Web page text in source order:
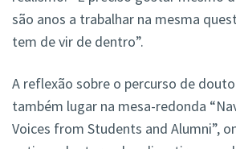
são anos a trabalhar na mesma
tem de vir de dentro”.
A reflexão sobre o percurso de
também lugar na mesa-redonda
Voices from Students and Alumni”,